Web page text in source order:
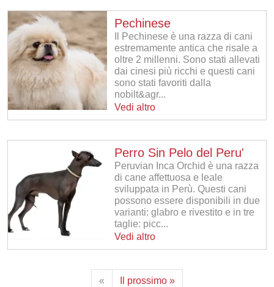
Pechinese
Il Pechinese è una razza di cani
estremamente antica che risale a
oltre 2 millenni. Sono stati allevati
dai cinesi più ricchi e questi cani
sono stati favoriti dalla
nobilt&agr...
Vedi altro
Perro Sin Pelo del Peru'
Peruvian Inca Orchid è una razza
di cane affettuosa e leale
sviluppata in Perù. Questi cani
possono essere disponibili in due
varianti: glabro e rivestito e in tre
taglie: picc...
Vedi altro
« Il prossimo »